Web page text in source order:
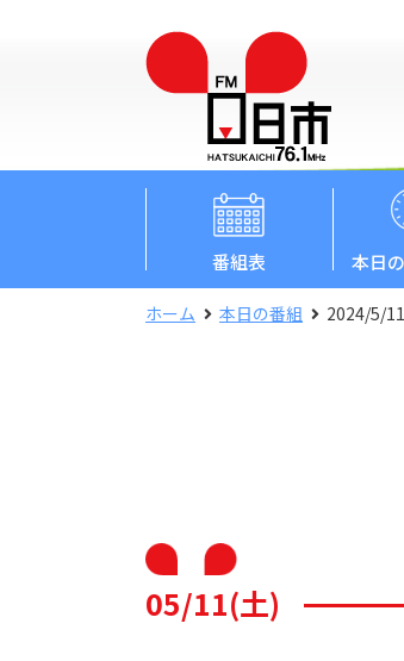
番組表 本日
ホーム 本日の番組 2024/5/11
05/11(土)